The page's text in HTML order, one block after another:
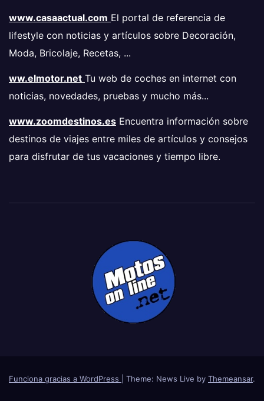
www.casaactual.com El portal de referencia de
lifestyle con noticias y artículos sobre Decoración,
Moda, Bricolaje, Recetas, ...
ww.elmotor.net Tu web de coches en internet con
noticias, novedades, pruebas y mucho más...
www.zoomdestinos.es Encuentra información sobre
destinos de viajes entre miles de artículos y consejos
para disfrutar de tus vacaciones y tiempo libre.
Funciona gracias a WordPress Theme: News Live by Themeansar.